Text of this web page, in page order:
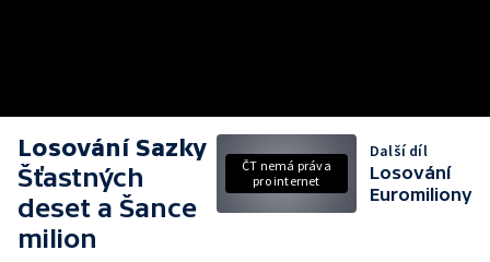
Losování Sazky
Šťastných
deset a Šance
milion
ČT nemá práva
pro internet
Další díl
Losování
Euromiliony